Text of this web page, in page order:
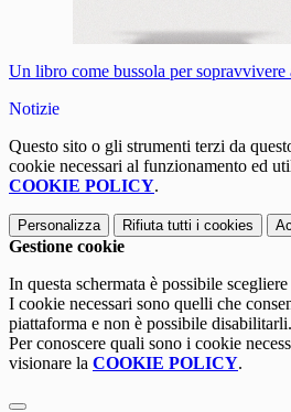
Un libro come bussola per
Notizie
Questo sito o gli strumenti terzi da
cookie necessari al funzionamento ed
COOKIE POLICY.
Personalizza Rifiuta tutti i cookies
Gestione cookie
In questa schermata è possibile
I cookie necessari sono quelli che
piattaforma e non è possibile disabilitarli.
Per conoscere quali sono i cookie
visionare la COOKIE POLICY.